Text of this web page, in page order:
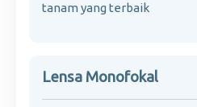
tanam yang terbaik
Lensa Monofokal